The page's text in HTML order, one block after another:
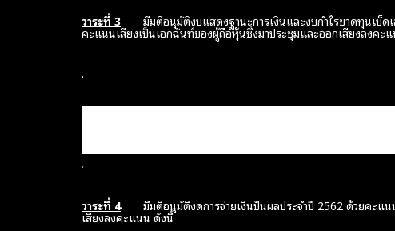
วาระที่ 3 มีมติอนุมัติงบแสดงฐานะการเงินและงบกำไรขาดทุนเบ็ดเ
คะแนนเสียงเป็นเอกฉันท์ของผู้ถือหุ้นซึ่งมาประชุมและออกเสียงลงคะ
.
เห็นด้วย 290,405,003 เสียง
.
วาระที่ 4มีมติอนุมัติงดการจ่ายเงินปันผลประจำปี 2562 ด้วยคะแน
เสียงลงคะแนน ดังนี้